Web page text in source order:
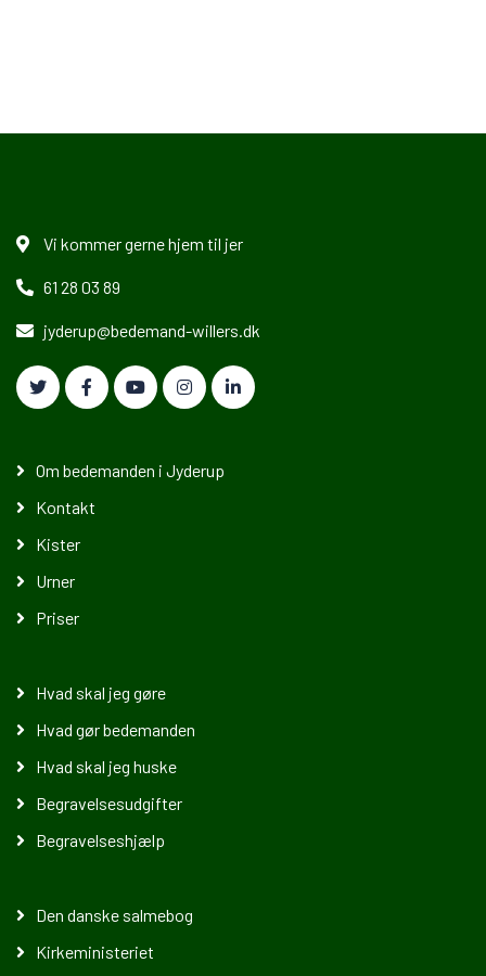
Vi kommer gerne hjem til jer
61 28 03 89
jyderup@bedemand-willers.dk
Om bedemanden i Jyderup
Kontakt
Kister
Urner
Priser
Hvad skal jeg gøre
Hvad gør bedemanden
Hvad skal jeg huske
Begravelsesudgifter
Begravelseshjælp
Den danske salmebog
Kirkeministeriet